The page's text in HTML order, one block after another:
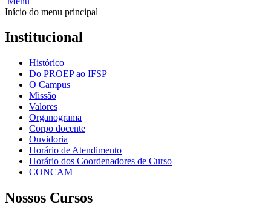
Início do menu principal
Institucional
Histórico
Do PROEP ao IFSP
O Campus
Missão
Valores
Organograma
Corpo docente
Ouvidoria
Horário de Atendimento
Horário dos Coordenadores de Curso
CONCAM
Nossos Cursos